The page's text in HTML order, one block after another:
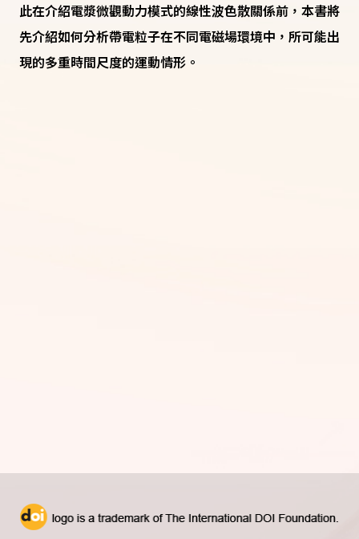
此在介紹電漿微觀動力模式的線性波色散關係前，本書將
先介紹如何分析帶電粒子在不同電磁場環境中，所可能出
現的多重時間尺度的運動情形。